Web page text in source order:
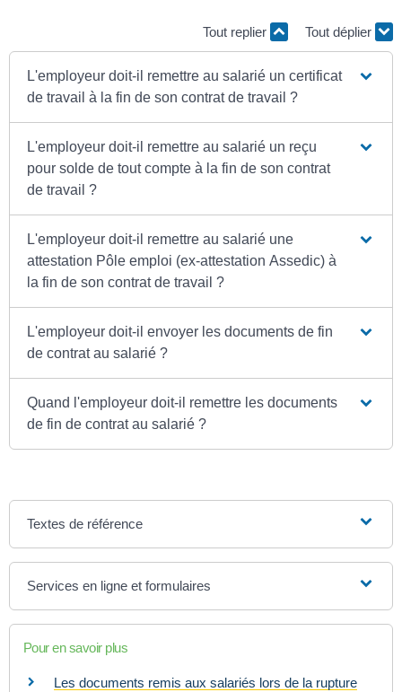
Tout replier Tout déplier
L'employeur doit-il remettre au salarié un certificat
de travail à la fin de son contrat de travail ?
L'employeur doit-il remettre au salarié un reçu
pour solde de tout compte à la fin de son contrat
de travail ?
L'employeur doit-il remettre au salarié une
attestation Pôle emploi (ex-attestation Assedic) à
la fin de son contrat de travail ?
L'employeur doit-il envoyer les documents de fin
de contrat au salarié ?
Quand l'employeur doit-il remettre les documents
de fin de contrat au salarié ?
Textes de référence
Services en ligne et formulaires
Pour en savoir plus
Les documents remis aux salariés lors de la rupture